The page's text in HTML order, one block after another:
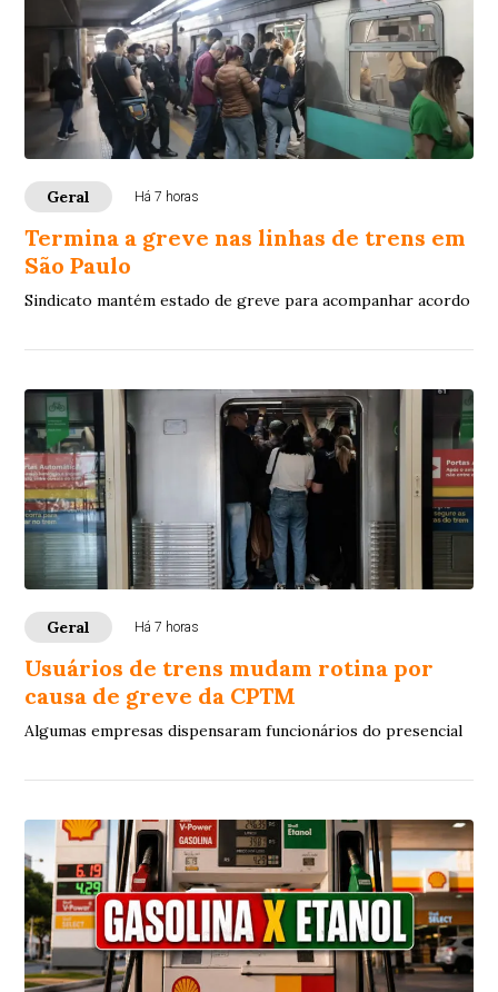
Geral Há 7 horas
Termina a greve nas linhas de trens em
São Paulo
Sindicato mantém estado de greve para acompanhar acordo
Geral Há 7 horas
Usuários de trens mudam rotina por
causa de greve da CPTM
Algumas empresas dispensaram funcionários do presencial